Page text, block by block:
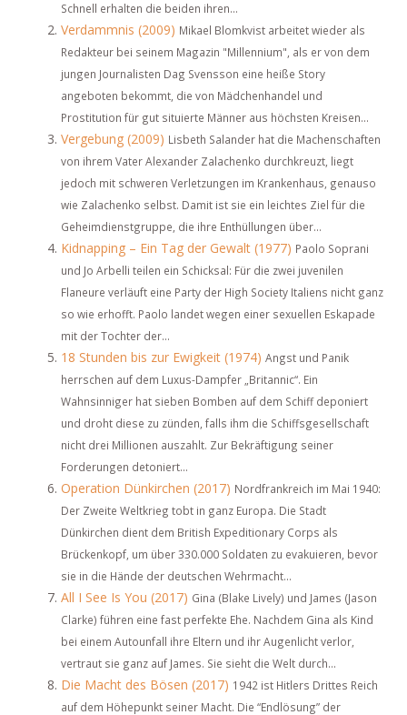
Schnell erhalten die beiden ihren...
Verdammnis (2009) Mikael Blomkvist arbeitet wieder als
Redakteur bei seinem Magazin "Millennium", als er von dem
jungen Journalisten Dag Svensson eine heiße Story
angeboten bekommt, die von Mädchenhandel und
Prostitution für gut situierte Männer aus höchsten Kreisen...
Vergebung (2009) Lisbeth Salander hat die Machenschaften
von ihrem Vater Alexander Zalachenko durchkreuzt, liegt
jedoch mit schweren Verletzungen im Krankenhaus, genauso
wie Zalachenko selbst. Damit ist sie ein leichtes Ziel für die
Geheimdienstgruppe, die ihre Enthüllungen über...
Kidnapping – Ein Tag der Gewalt (1977) Paolo Soprani
und Jo Arbelli teilen ein Schicksal: Für die zwei juvenilen
Flaneure verläuft eine Party der High Society Italiens nicht ganz
so wie erhofft. Paolo landet wegen einer sexuellen Eskapade
mit der Tochter der...
18 Stunden bis zur Ewigkeit (1974) Angst und Panik
herrschen auf dem Luxus-Dampfer „Britannic“. Ein
Wahnsinniger hat sieben Bomben auf dem Schiff deponiert
und droht diese zu zünden, falls ihm die Schiffsgesellschaft
nicht drei Millionen auszahlt. Zur Bekräftigung seiner
Forderungen detoniert...
Operation Dünkirchen (2017) Nordfrankreich im Mai 1940:
Der Zweite Weltkrieg tobt in ganz Europa. Die Stadt
Dünkirchen dient dem British Expeditionary Corps als
Brückenkopf, um über 330.000 Soldaten zu evakuieren, bevor
sie in die Hände der deutschen Wehrmacht...
All I See Is You (2017) Gina (Blake Lively) und James (Jason
Clarke) führen eine fast perfekte Ehe. Nachdem Gina als Kind
bei einem Autounfall ihre Eltern und ihr Augenlicht verlor,
vertraut sie ganz auf James. Sie sieht die Welt durch...
Die Macht des Bösen (2017) 1942 ist Hitlers Drittes Reich
auf dem Höhepunkt seiner Macht. Die “Endlösung” der